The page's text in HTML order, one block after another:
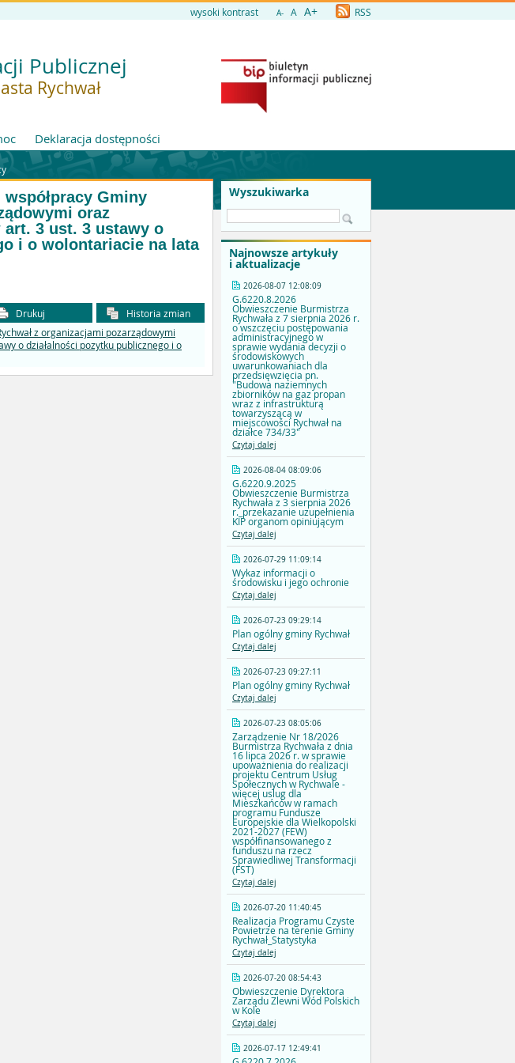
wysoki kontrast A- A A+ RSS
Publicznej
Rychwał
Deklaracja dostępności
Wyszukiwarka
Najnowsze artykuły
i aktualizacje
2026-08-07 12:08:09
G.6220.8.2026
Obwieszczenie Burmistrza
Rychwała z 7 sierpnia 2026 r.
o wszczęciu postępowania
administracyjnego w
sprawie wydania decyzji o
środowiskowych
uwarunkowaniach dla
przedsięwzięcia pn.
"Budowa naziemnych
zbiorników na gaz propan
wraz z infrastrukturą
towarzyszącą w
miejscowości Rychwał na
działce 734/33"
Czytaj dalej
2026-08-04 08:09:06
G.6220.9.2025
Obwieszczenie Burmistrza
Rychwała z 3 sierpnia 2026
r._przekazanie uzupełnienia
KIP organom opiniującym
Czytaj dalej
2026-07-29 11:09:14
Wykaz informacji o
środowisku i jego ochronie
Czytaj dalej
2026-07-23 09:29:14
Plan ogólny gminy Rychwał
Czytaj dalej
2026-07-23 09:27:11
Plan ogólny gminy Rychwał
Czytaj dalej
2026-07-23 08:05:06
Zarządzenie Nr 18/2026
Burmistrza Rychwała z dnia
16 lipca 2026 r. w sprawie
upoważnienia do realizacji
projektu Centrum Usług
Społecznych w Rychwale -
więcej uslug dla
Mieszkańców w ramach
programu Fundusze
Europejskie dla Wielkopolski
2021-2027 (FEW)
współfinansowanego z
funduszu na rzecz
Sprawiedliwej Transformacji
(FST)
Czytaj dalej
2026-07-20 11:40:45
Realizacja Programu Czyste
Powietrze na terenie Gminy
Rychwał_Statystyka
Czytaj dalej
2026-07-20 08:54:43
Obwieszczenie Dyrektora
Zarządu Zlewni Wód Polskich
w Kole
Czytaj dalej
2026-07-17 12:49:41
Gminy
oraz
3 ust. 3 ustawy o
i o wolontariacie na lata
Drukuj
Historia zmian
z organizacjami pozarządowymi
o działalności pozytku publicznego i o